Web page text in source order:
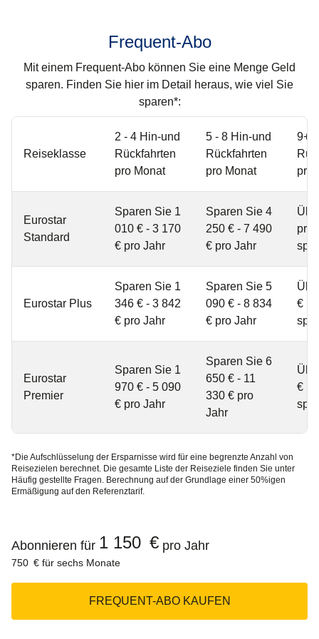
Frequent-Abo
Mit einem Frequent-Abo können Sie eine Menge Geld
sparen. Finden Sie hier im Detail heraus, wie viel Sie
sparen*:
Reiseklasse
2 - 4 Hin-und
Rückfahrten
pro Monat
5 - 8 Hin-und
Rückfahrten
pro Monat
9+
pro
Eurostar
Standard
Sparen Sie 1
010 € - 3 170
€ pro Jahr
Sparen Sie 4
250 € - 7 490
€ pro Jahr
pro
Eurostar Plus
Sparen Sie 1
346 € - 3 842
€ pro Jahr
Sparen Sie 5
090 € - 8 834
€ pro Jahr
€
Eurostar
Premier
Sparen Sie 1
970 € - 5 090
€ pro Jahr
Sparen Sie 6
650 € - 11
330 € pro
Jahr
€
*Die Aufschlüsselung der Ersparnisse wird für eine begrenzte Anzahl von
Reisezielen berechnet. Die gesamte Liste der Reiseziele finden Sie unter
Häufig gestellte Fragen. Berechnung auf der Grundlage einer 50%igen
Ermäßigung auf den Referenztarif.
Abonnieren für 1 150 € pro Jahr
750 € für sechs Monate
FREQUENT-ABO KAUFEN